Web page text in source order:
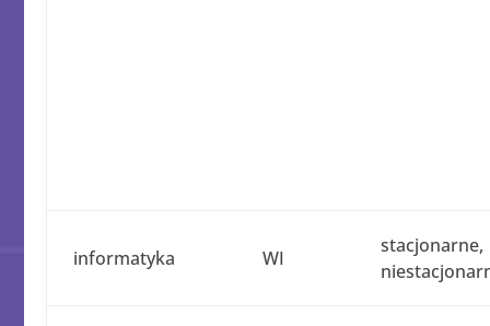
informatyka WI
stacjonarne,